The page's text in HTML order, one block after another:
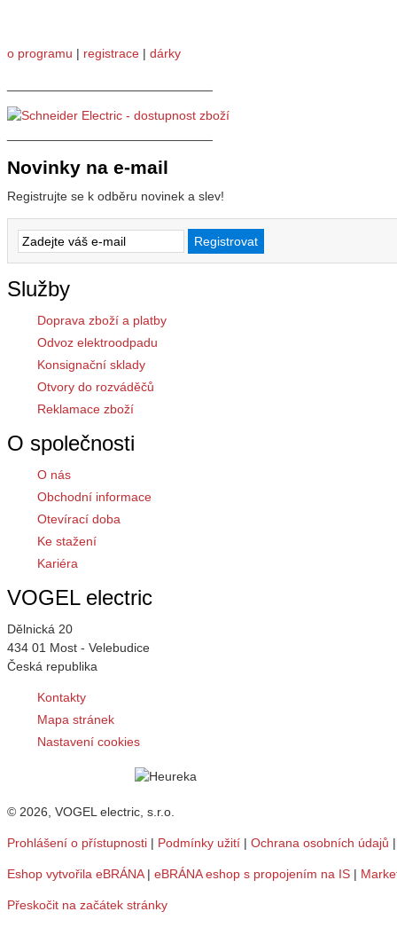
o programu | registrace | dárky
Novinky na e-mail
Registrujte se k odběru novinek a slev!
Služby
Doprava zboží a platby
Odvoz elektroodpadu
Konsignační sklady
Otvory do rozváděčů
Reklamace zboží
O společnosti
O nás
Obchodní informace
Otevírací doba
Ke stažení
Kariéra
VOGEL electric
Dělnická 20
434 01 Most - Velebudice
Česká republika
Kontakty
Mapa stránek
Nastavení cookies
© 2026, VOGEL electric, s.r.o.
Prohlášení o přístupnosti | Podmínky užití | Ochrana osobních údajů
Eshop vytvořila eBRÁNA| eBRÁNA eshop s propojením na IS |
Přeskočit na začátek stránky